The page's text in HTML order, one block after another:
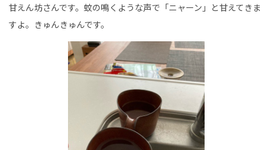
甘えん坊さんです。蚊の鳴くような声で「ニャーン」と甘えてきま
すよ。きゅんきゅんです。